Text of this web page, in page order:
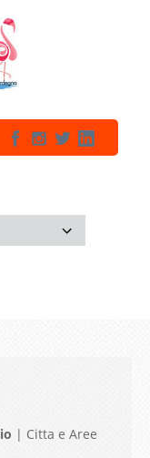
| Citta e Aree